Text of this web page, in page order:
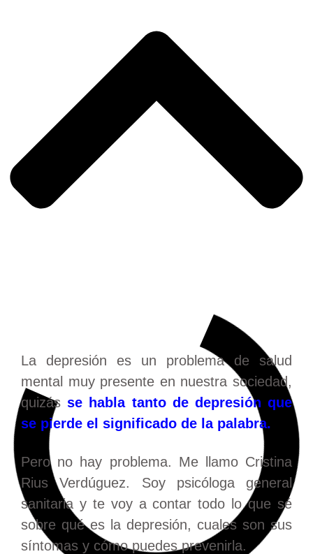
La depresión es un problema de salud
mental muy presente en nuestra sociedad,
quizásse habla tanto de depresión que
se pierde el significado de la palabra.
Pero no hay problema. Me llamo Cristina
Rius Verdúguez. Soy psicóloga general
sanitaria y te voy a contar todo lo que sé
sobre qué es la depresión, cuales son sus
síntomas y cómo puedes prevenirla.